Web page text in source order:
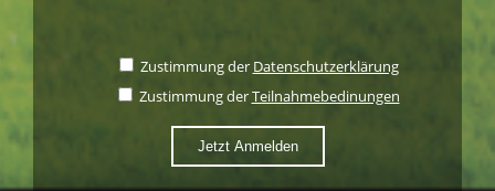
Zustimmung der Datenschutzerklärung
Zustimmung derTeilnahmebedinungen